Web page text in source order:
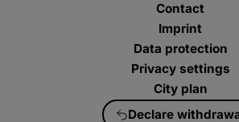
Contact
Imprint
Data protection
Privacy settings
City plan
Declare